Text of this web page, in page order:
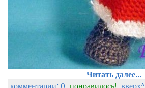
Читать далее...